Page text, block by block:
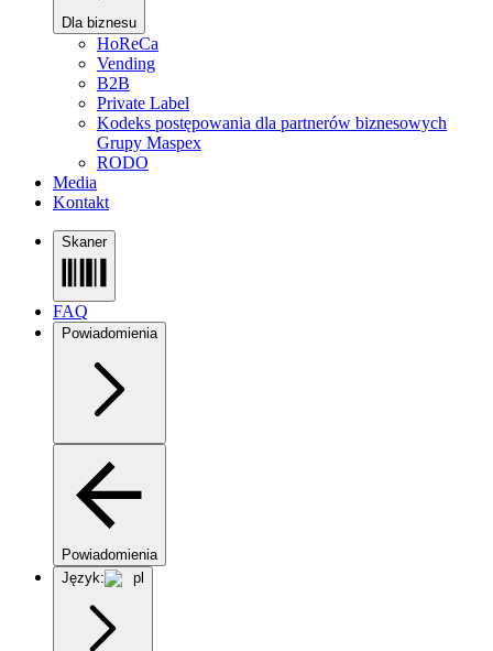
Dla biznesu
HoReCa
Vending
B2B
Private Label
Kodeks postępowania dla partnerów biznesowych
Grupy Maspex
RODO
Media
Kontakt
Skaner
FAQ
Powiadomienia
Powiadomienia
Język:
pl